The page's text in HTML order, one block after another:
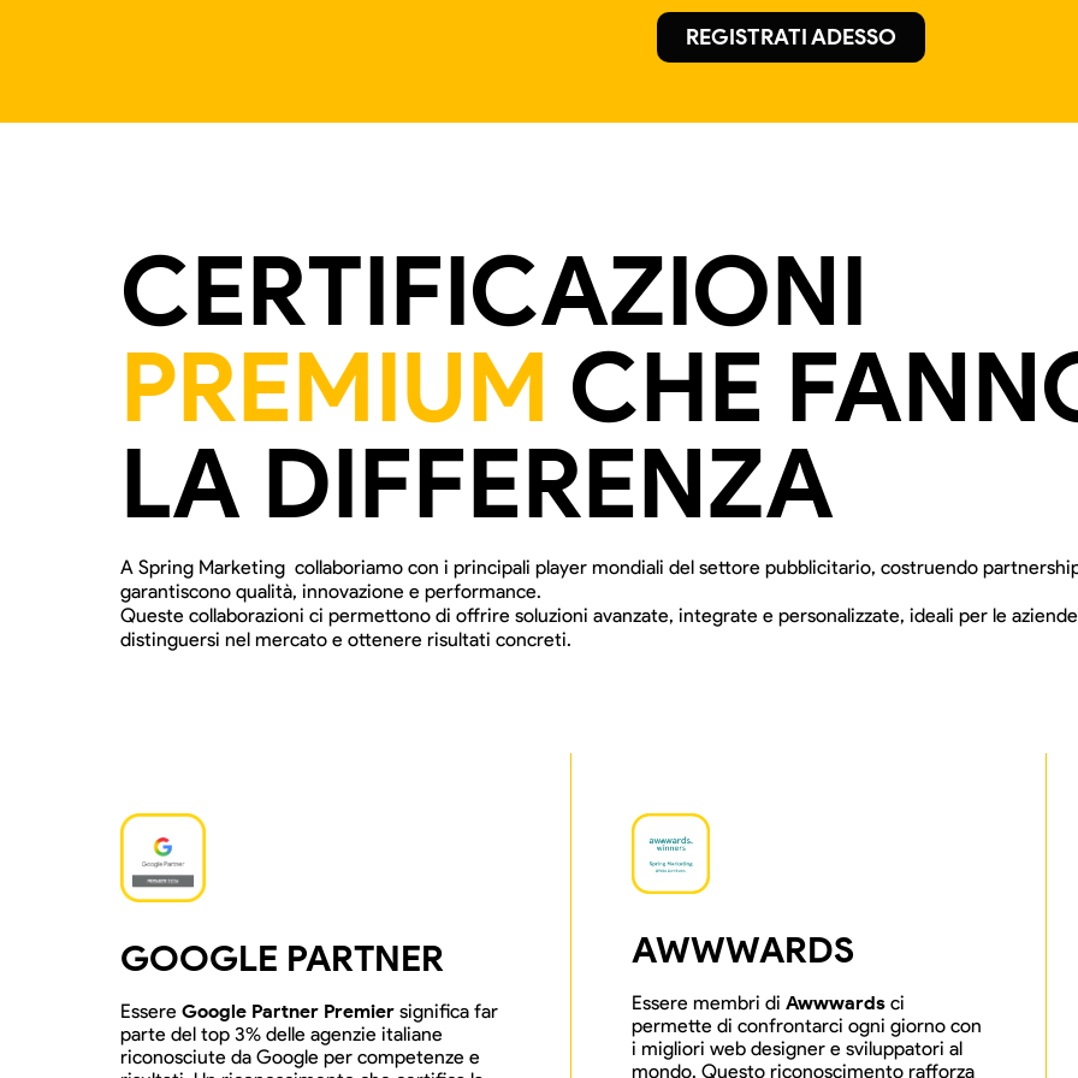
REGISTRATI ADESSO
CERTIFICAZIONI
PREMIUM CHE
LA DIFFERENZA
A Spring Marketing collaboriamo con i principali player mondiali del settore pubblicitario, costruendo
garantiscono qualità, innovazione e performance.
Queste collaborazioni ci permettono di offrire soluzioni avanzate, integrate e personalizzate, ideali per le
distinguersi nel mercato e ottenere risultati concreti.
GOOGLE PARTNER
Essere Google Partner Premier significa far
parte del top 3% delle agenzie italiane
riconosciute da Google per competenze e
AWWWARDS
Essere membri diAwwwardsci
permette di confrontarci ogni giorno con
i migliori web designer e sviluppatori al
mondo. Questo riconoscimento rafforza